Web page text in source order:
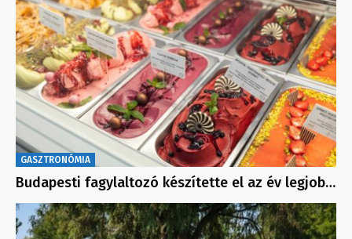
GASZTRONÓMIA
Budapesti fagylaltozó készítette el az év legjob…